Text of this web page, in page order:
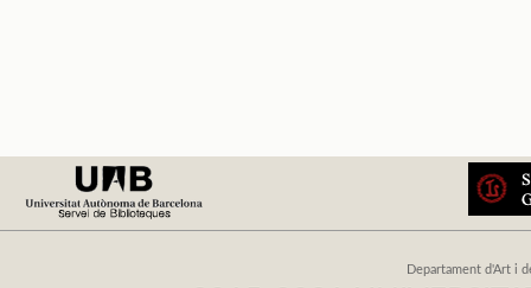
Departament d'Art i